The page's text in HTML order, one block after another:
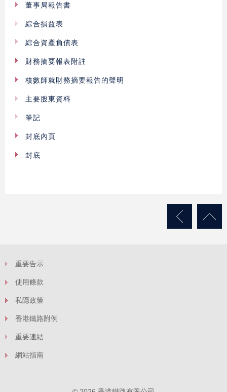
董事局報告書
綜合損益表
綜合資產負債表
財務摘要報表附註
核數師就財務摘要報告的聲明
主要股東資料
筆記
封底內頁
封底
重要告示
使用條款
私隱政策
香港鐵路附例
重要連結
網站指南